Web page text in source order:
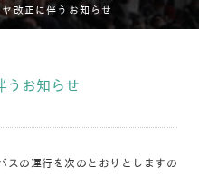
改正に伴うお知らせ
うお知らせ
スの運行を次のとおりとしますの